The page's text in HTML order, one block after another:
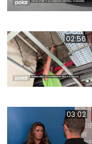
02:56
03:02